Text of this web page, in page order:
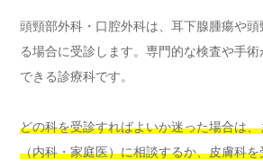
頭頸部外科・口腔外科は、耳下腺腫瘍や
る場合に受診します。専門的な検査や手
できる診療科です。
どの科を受診すればよいか迷った場合は
（内科・家庭医）に相談するか、皮膚科